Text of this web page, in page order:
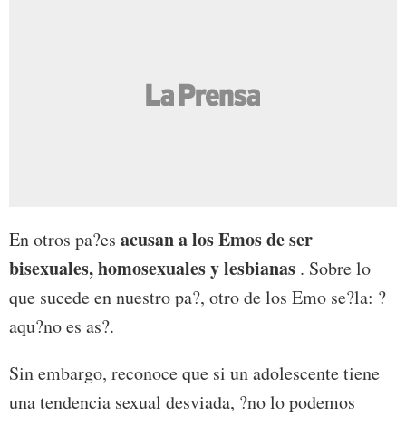
En otros pa?es acusan a los Emos de ser
bisexuales, homosexuales y lesbianas . Sobre lo
que sucede en nuestro pa?, otro de los Emo se?la: ?
aqu?no es as?.
Sin embargo, reconoce que si un adolescente tiene
una tendencia sexual desviada, ?no lo podemos